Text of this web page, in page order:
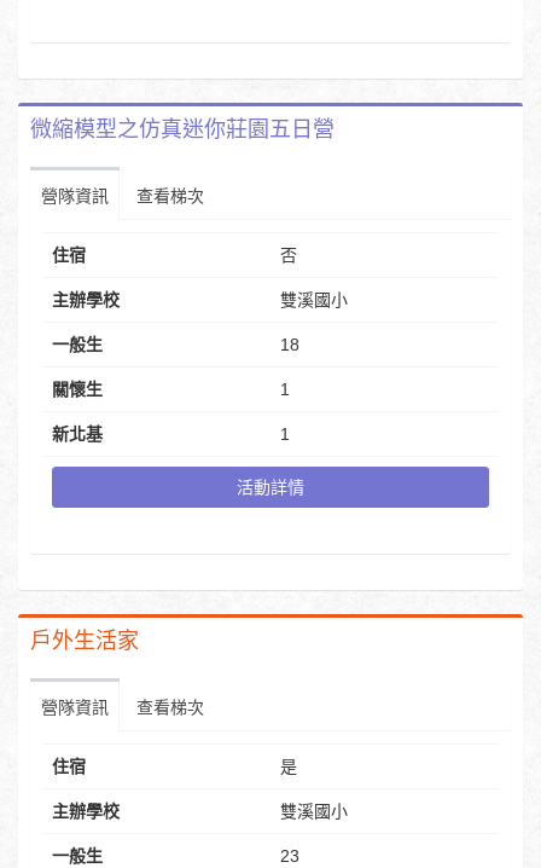
微縮模型之仿真迷你莊園五日營
營隊資訊 查看梯次
住宿 否
主辦學校 雙溪國小
一般生 18
關懷生 1
新北基 1
活動詳情
戶外生活家
營隊資訊 查看梯次
住宿 是
主辦學校 雙溪國小
一般生 23